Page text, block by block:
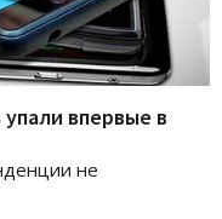
впервые в
не